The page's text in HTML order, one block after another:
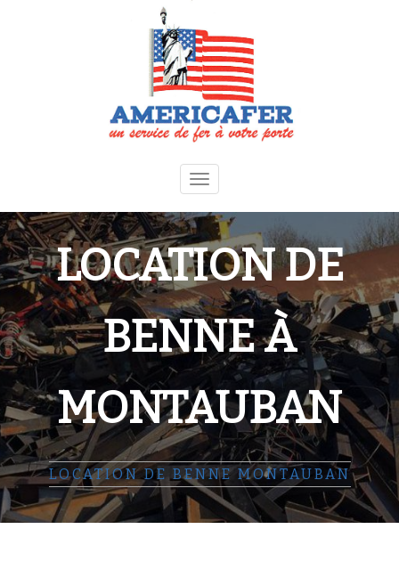
Toggle
navigation
LOCATION DE
BENNE À
MONTAUBAN
LOCATION DE BENNE MONTAUBAN